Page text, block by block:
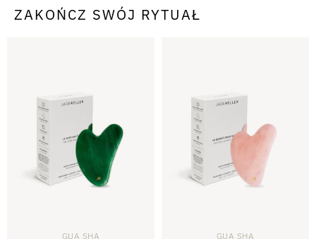
ZAKOŃCZ SWÓJ RYTUAŁ
GUA SHA GUA SHA